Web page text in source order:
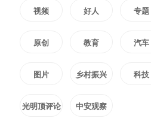
7月8日—11日：
（本科）录取
投档录取
视频 好人 专题
原创 教育 汽车
图片 乡村振兴 科技
光明顶评论 中安观察